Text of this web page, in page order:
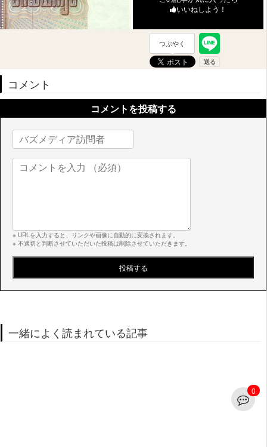
いいねしよう！
つぶやく
コメント
0
コメントを投稿する
※ URLを入力すると、リンクや画像に自動的に変換されます。
※ 不適切と判断させていただいた投稿は削除させていただきます。
一緒によく読まれている記事